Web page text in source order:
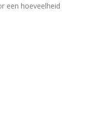
een hoeveelheid